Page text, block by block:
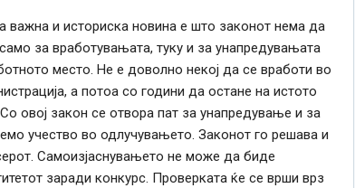
важна и историска новина е што законот нема да
за вработувањата, туку и за унапредувањата
место. Не е доволно некој да се вработи во
а потоа со години да остане на истото
овој закон се отвора пат за унапредување и за
учество во одлучувањето. Законот го решава и
Самоизјаснувањето не може да биде
заради конкурс. Проверката ќе се врши врз